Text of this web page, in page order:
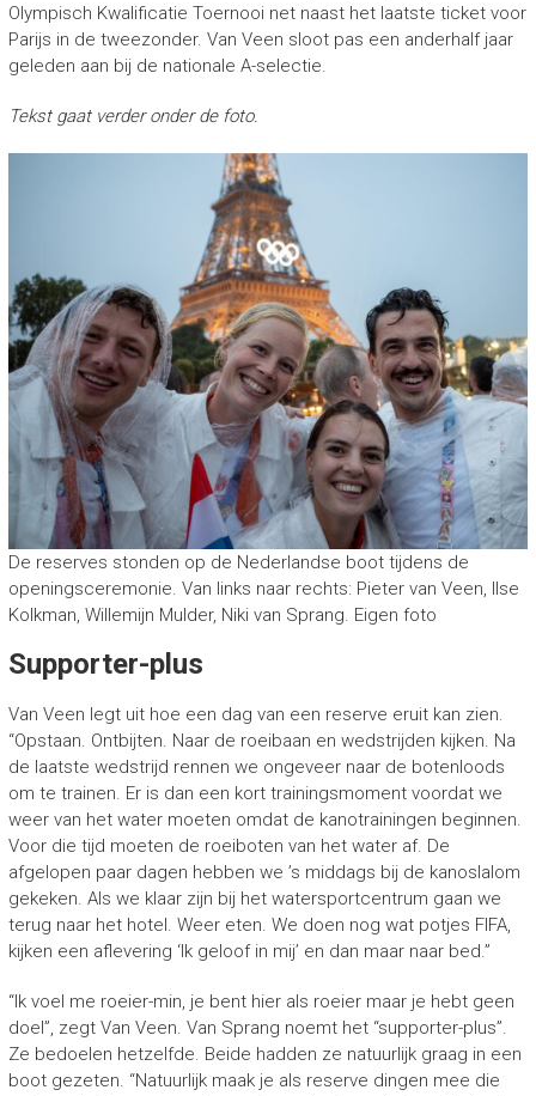
Olympisch Kwalificatie Toernooi net naast het laatste ticket voor
Parijs in de tweezonder. Van Veen sloot pas een anderhalf jaar
geleden aan bij de nationale A-selectie.
Tekst gaat verder onder de foto.
De reserves stonden op de Nederlandse boot tijdens de
openingsceremonie. Van links naar rechts: Pieter van Veen, Ilse
Kolkman, Willemijn Mulder, Niki van Sprang. Eigen foto
Supporter-plus
Van Veen legt uit hoe een dag van een reserve eruit kan zien.
“Opstaan. Ontbijten. Naar de roeibaan en wedstrijden kijken. Na
de laatste wedstrijd rennen we ongeveer naar de botenloods
om te trainen. Er is dan een kort trainingsmoment voordat we
weer van het water moeten omdat de kanotrainingen beginnen.
Voor die tijd moeten de roeiboten van het water af. De
afgelopen paar dagen hebben we ’s middags bij de kanoslalom
gekeken. Als we klaar zijn bij het watersportcentrum gaan we
terug naar het hotel. Weer eten. We doen nog wat potjes FIFA,
kijken een aflevering ‘Ik geloof in mij’ en dan maar naar bed.”
“Ik voel me roeier-min, je bent hier als roeier maar je hebt geen
doel”, zegt Van Veen. Van Sprang noemt het “supporter-plus”.
Ze bedoelen hetzelfde. Beide hadden ze natuurlijk graag in een
boot gezeten. “Natuurlijk maak je als reserve dingen mee die